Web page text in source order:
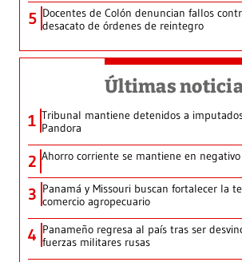
5 Docentes de Colón denuncian fallos
desacato de órdenes de reintegro
Últimas
1 Tribunal mantiene detenidos a
Pandora
2 Ahorro corriente se mantiene en
3 Panamá y Missouri buscan fortalecer la
comercio agropecuario
4 Panameño regresa al país tras ser
fuerzas militares rusas